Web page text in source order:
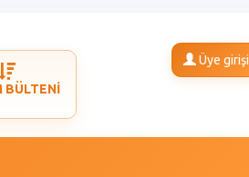
BÜLTENİ
Üye girişi